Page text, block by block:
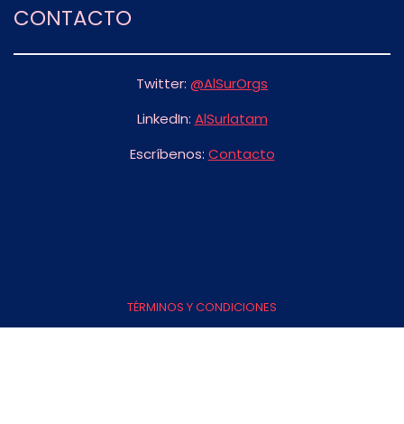
CONTACTO
Twitter: @AlSurOrgs
LinkedIn: AlSurlatam
Escríbenos: Contacto
TÉRMINOS Y CONDICIONES